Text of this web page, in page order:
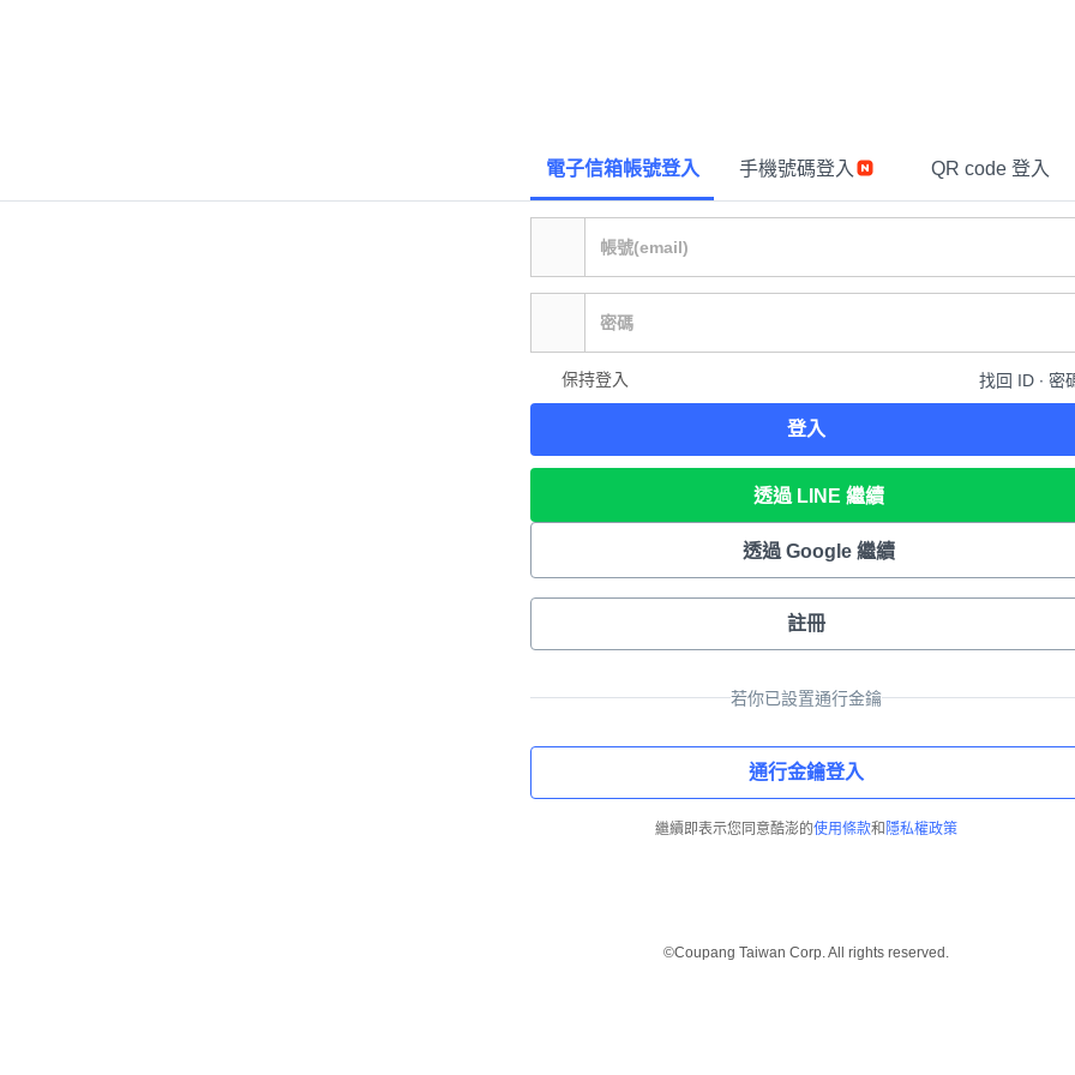
電子信箱帳號登入 手機號碼登入 QR code 登入
保持登入 找回 ID ∙ 密
登入
透過 LINE 繼續
透過 Google 繼續
註冊
若你已設置通行金鑰
通行金鑰登入
繼續即表示您同意酷澎的使用條款和 隱私權政策
©Coupang Taiwan Corp. All rights reserved.